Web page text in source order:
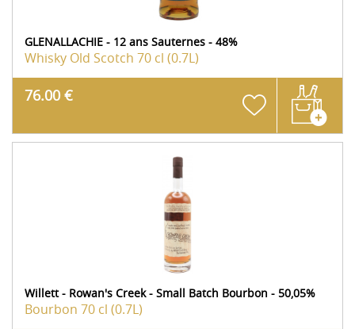
GLENALLACHIE - 12 ans Sauternes - 48%
Whisky Old Scotch 70 cl (0.7L)
76.00 €
Willett - Rowan's Creek - Small Batch Bourbon - 50,05%
Bourbon 70 cl (0.7L)